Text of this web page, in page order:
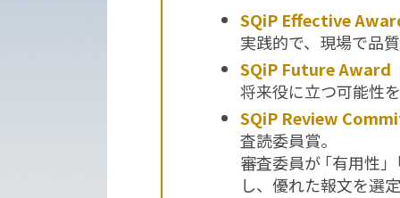
SQiP Effective
実践的で、現場で品
SQiP Future Award
将来役に立つ可能性
SQiP Review
査読委員賞。
審査委員が「有用性」
し、優れた報文を選